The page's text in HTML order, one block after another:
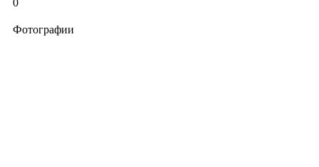
0
Фотографии